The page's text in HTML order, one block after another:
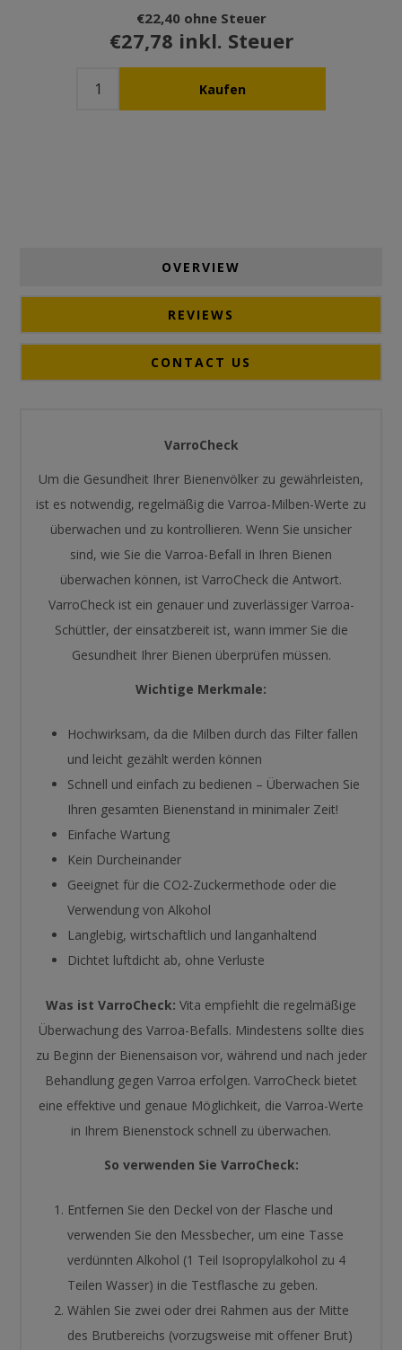
€22,40 ohne Steuer
€27,78 inkl. Steuer
OVERVIEW
REVIEWS
CONTACT US
VarroCheck
Um die Gesundheit Ihrer Bienenvölker zu gewährleisten,
ist es notwendig, regelmäßig die Varroa-Milben-Werte zu
überwachen und zu kontrollieren. Wenn Sie unsicher
sind, wie Sie die Varroa-Befall in Ihren Bienen
überwachen können, ist VarroCheck die Antwort.
VarroCheck ist ein genauer und zuverlässiger Varroa-
Schüttler, der einsatzbereit ist, wann immer Sie die
Gesundheit Ihrer Bienen überprüfen müssen.
Wichtige Merkmale:
Hochwirksam, da die Milben durch das Filter fallen
und leicht gezählt werden können
Schnell und einfach zu bedienen – Überwachen Sie
Ihren gesamten Bienenstand in minimaler Zeit!
Einfache Wartung
Kein Durcheinander
Geeignet für die CO2-Zuckermethode oder die
Verwendung von Alkohol
Langlebig, wirtschaftlich und langanhaltend
Dichtet luftdicht ab, ohne Verluste
Was ist VarroCheck: Vita empfiehlt die regelmäßige
Überwachung des Varroa-Befalls. Mindestens sollte dies
zu Beginn der Bienensaison vor, während und nach jeder
Behandlung gegen Varroa erfolgen. VarroCheck bietet
eine effektive und genaue Möglichkeit, die Varroa-Werte
in Ihrem Bienenstock schnell zu überwachen.
So verwenden Sie VarroCheck:
Entfernen Sie den Deckel von der Flasche und
verwenden Sie den Messbecher, um eine Tasse
verdünnten Alkohol (1 Teil Isopropylalkohol zu 4
Teilen Wasser) in die Testflasche zu geben.
Wählen Sie zwei oder drei Rahmen aus der Mitte
des Brutbereichs (vorzugsweise mit offener Brut)